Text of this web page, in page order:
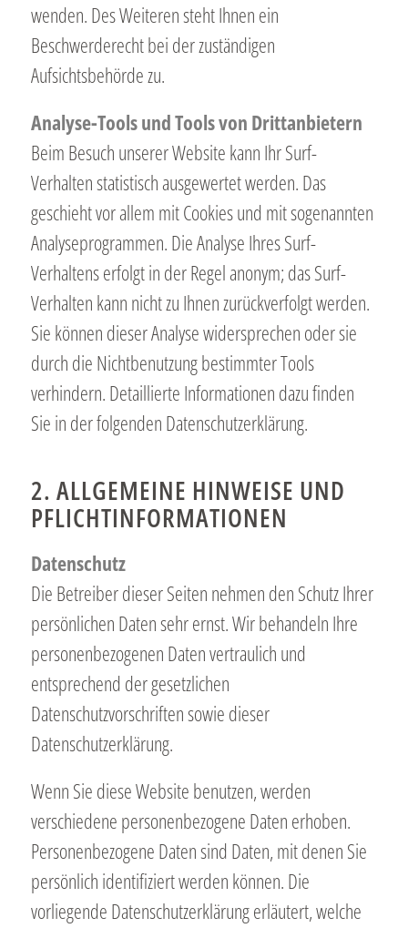
wenden. Des Weiteren steht Ihnen ein
Beschwerderecht bei der zuständigen
Aufsichtsbehörde zu.
Analyse-Tools und Tools von Drittanbietern
Beim Besuch unserer Website kann Ihr Surf-
Verhalten statistisch ausgewertet werden. Das
geschieht vor allem mit Cookies und mit sogenannten
Analyseprogrammen. Die Analyse Ihres Surf-
Verhaltens erfolgt in der Regel anonym; das Surf-
Verhalten kann nicht zu Ihnen zurückverfolgt werden.
Sie können dieser Analyse widersprechen oder sie
durch die Nichtbenutzung bestimmter Tools
verhindern. Detaillierte Informationen dazu finden
Sie in der folgenden Datenschutzerklärung.
2. ALLGEMEINE HINWEISE UND
PFLICHTINFORMATIONEN
Datenschutz
Die Betreiber dieser Seiten nehmen den Schutz Ihrer
persönlichen Daten sehr ernst. Wir behandeln Ihre
personenbezogenen Daten vertraulich und
entsprechend der gesetzlichen
Datenschutzvorschriften sowie dieser
Datenschutzerklärung.
Wenn Sie diese Website benutzen, werden
verschiedene personenbezogene Daten erhoben.
Personenbezogene Daten sind Daten, mit denen Sie
persönlich identifiziert werden können. Die
vorliegende Datenschutzerklärung erläutert, welche